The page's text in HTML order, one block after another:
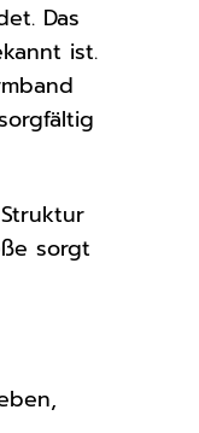
Das
ist.
sorgt